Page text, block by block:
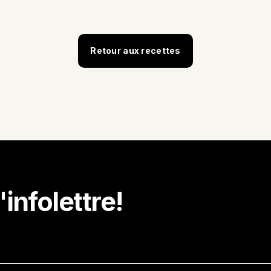
Retour aux recettes